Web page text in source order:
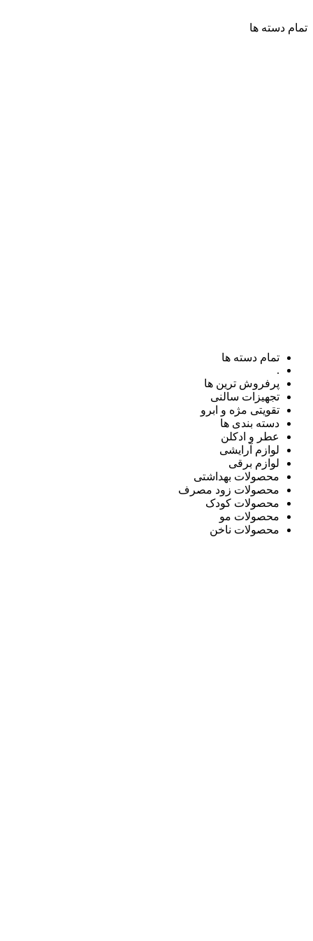
تمام دسته ها
تمام دسته ها
.
پرفروش ترین ها
تجهیزات سالنی
تقویتی مژه و ابرو
دسته بندی ها
عطر و ادکلن
لوازم آرایشی
لوازم برقی
محصولات بهداشتی
محصولات زود مصرف
محصولات کودک
محصولات مو
محصولات ناخن